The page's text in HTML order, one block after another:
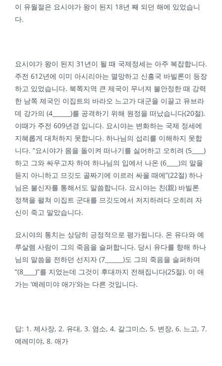
이 유월절은 요시야가 왕이 된지 18년 째 되던 해에 있었습니
다.
요시야가 왕이 된지 31년이 될 때 국제정세는 아주 복잡합니다.
주전 612년에 이미 아시리아는 멸망하고 신흥국 바빌론이 등장
하고 있었습니다. 북쪽지역 큰 제국이 무너져 불안정한 때 강력
한 남쪽 제국인 이집트의 바라오 느고가 대군을 이끌고 유브라
데 강가의 (4______)를 공격하기 위해 원정을 떠났습니다(20절).
이때가 주전 609년경 입니다. 요시야는 변화하는 국제 정세에
지혜롭게 대처하지 못합니다. 하나님의 섭리를 이해하지 못합
니다. “요시야가 몸을 돌이켜 떠나기를 싫어하고 오히려 (5____)
하고 그와 싸우고자 하여 하나님의 입에서 나온 (6____)의 말을
듣지 아니하고 므깃도 골짜기에 이르러 싸울 때에”(22절) 하나
님은 불신자를 통해서도 말씀합니다. 요시야는 친(親) 바빌론
정책을 펼쳐 이집트 군대를 므깃도에서 저지하려다 오히려 자
신이 죽고 말았습니다.
요시야의 통치는 상당히 긍정적으로 평가됩니다. 온 유다와 예
루살렘 사람이 그의 죽음을 슬퍼합니다. 당시 유다를 향해 하나
님의 말씀을 전하던 선지자 (7______)도 그의 죽음을 슬퍼하며
“(8____)”를 지었는데 그것이 후대까지 전해집니다(25절). 이 애
가는 ‘예레미야 애가’와는 다른 것입니다.
답: 1. 제사장, 2. 유대, 3. 염소, 4. 갈그미스, 5. 변장, 6. 느고, 7.
예레미야, 8. 애가